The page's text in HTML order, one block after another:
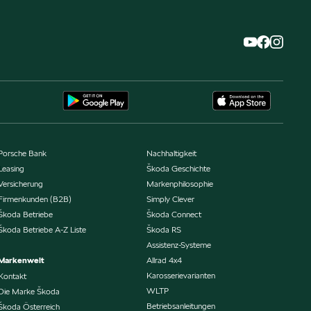
Bank
(B2B)
Betriebe
Betriebe A-Z Liste
Marke Škoda
Österreich
Nachhaltigkeit
Škoda Geschichte
Markenphilosophie
Simply Clever
Škoda Connect
Škoda RS
Assistenz-Systeme
Allrad 4x4
Karosserievarianten
WLTP
Betriebsanleitungen